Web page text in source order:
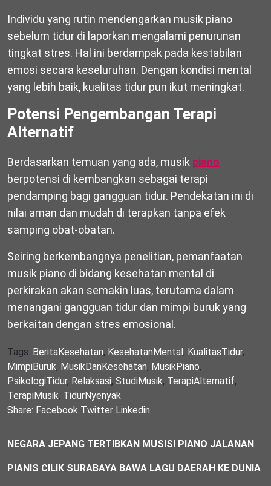
Individu yang rutin mendengarkan musik piano
sebelum tidur di laporkan mengalami penurunan
tingkat stres. Hal ini berdampak pada kestabilan
emosi secara keseluruhan. Dengan kondisi mental
yang lebih baik, kualitas tidur pun ikut meningkat.
Potensi Pengembangan Terapi
Alternatif
Berdasarkan temuan yang ada, musik piano
berpotensi di kembangkan sebagai terapi
pendamping bagi gangguan tidur. Pendekatan ini di
nilai aman dan mudah di terapkan tanpa efek
samping obat-obatan.
Seiring berkembangnya penelitian, pemanfaatan
musik piano di bidang kesehatan mental di
perkirakan akan semakin luas, terutama dalam
menangani gangguan tidur dan mimpi buruk yang
berkaitan dengan stres emosional.
Tags: BeritaKesehatan, KesehatanMental , KualitasTidur,
MimpiBuruk, MusikDanKesehatan, MusikPiano,
PsikologiTidur, Relaksasi, StudiMusik, TerapiAlternatif,
TerapiMusik, TidurNyenyak
Share: Facebook Twitter Linkedin
NEGARA JEPANG TERTIBKAN MUSISI PIANO JALANAN
PIANIS CILIK SURABAYA BAWA LAGU DAERAH KE DUNIA